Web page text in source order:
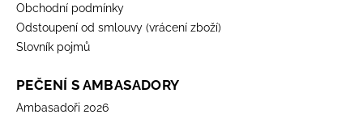
Obchodní podmínky
Odstoupení od smlouvy (vrácení zboží)
Slovník pojmů
PEČENÍ S AMBASADORY
Ambasadoři 2026